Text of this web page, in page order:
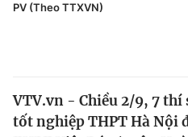
Pháp luật
Thế giới
Công nghệ
PV (Theo TTXVN)
VTV.vn - Chiều 2/9, 7
tốt nghiệp THPT Hà Nội